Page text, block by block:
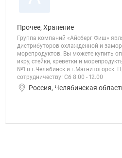
Прочее, Хранение
Группа компаний «Айсберг Фиш»
дистрибуторов охлажденной и
морепродуктов. Вы можете купить
икру, стейки, креветки и
№1 в г.Челябинск и г.Магнитогорск.
сотрудничеству! Сб 8.00 - 12.00
Россия, Челябинская